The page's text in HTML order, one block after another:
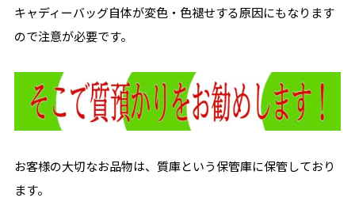
キャディーバッグ自体が変色・色褪せする原因にもなります
ので注意が必要です。
お客様の大切なお品物は、質庫という保管庫に保管しており
ます。